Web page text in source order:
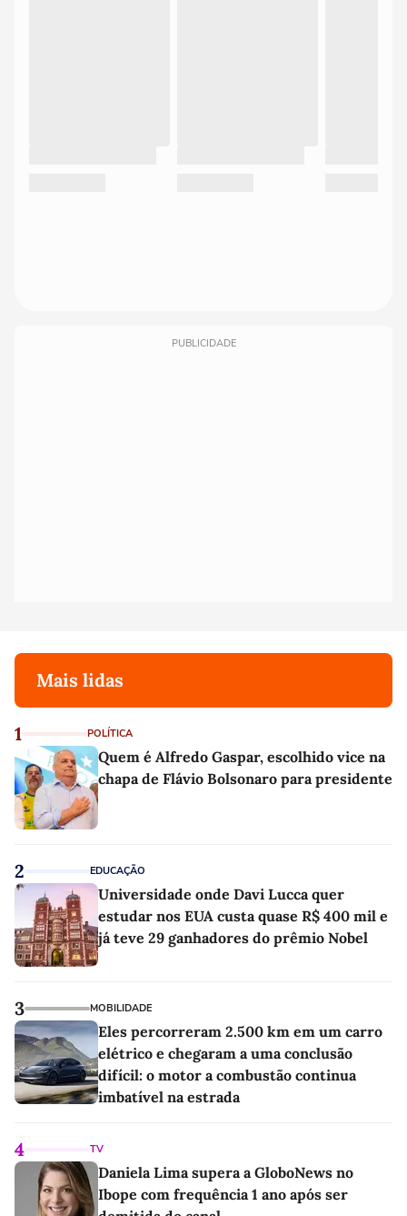
PUBLICIDADE
Mais lidas
1 POLÍTICA
Quem é Alfredo Gaspar, escolhido vice na
chapa de Flávio Bolsonaro para presidente
2 EDUCAÇÃO
Universidade onde Davi Lucca quer
estudar nos EUA custa quase R$ 400 mil e
já teve 29 ganhadores do prêmio Nobel
3 MOBILIDADE
Eles percorreram 2.500 km em um carro
elétrico e chegaram a uma conclusão
difícil: o motor a combustão continua
imbatível na estrada
4 TV
Daniela Lima supera a GloboNews no
Ibope com frequência 1 ano após ser